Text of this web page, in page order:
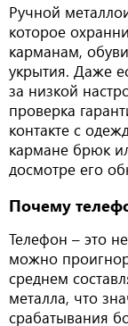
Ручной
которое
карманам,
укрытия. Даже
за низкой
проверка
контакте с
кармане брюк
досмотре его
Почему
Телефон – это
можно
среднем
металла, что
срабатывания